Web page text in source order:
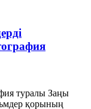
туралы Заңы
қорының